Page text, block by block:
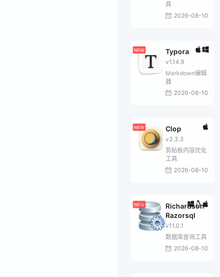
具
2026-08-10
Typora
v1.14.9
Markdown编辑
器
2026-08-10
Clop
v3.3.3
剪贴板内容优化
工具
2026-08-10
Richardson
Razorsql
v11.0.1
数据库查询工具
2026-08-10